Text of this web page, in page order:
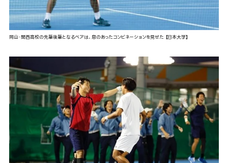
岡山・関西高校の先輩後輩となるペアは、息のあったコンビネーションを見せた 【日本大学】